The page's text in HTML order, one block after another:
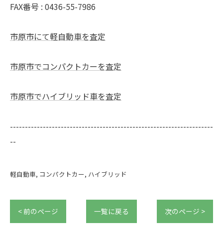
FAX番号 : 0436-55-7986
市原市にて軽自動車を査定
市原市でコンパクトカーを査定
市原市でハイブリッド車を査定
--------------------------------------------------------------------
--
軽自動車 コンパクトカー ハイブリッド
< 前のページ 一覧に戻る 次のページ >